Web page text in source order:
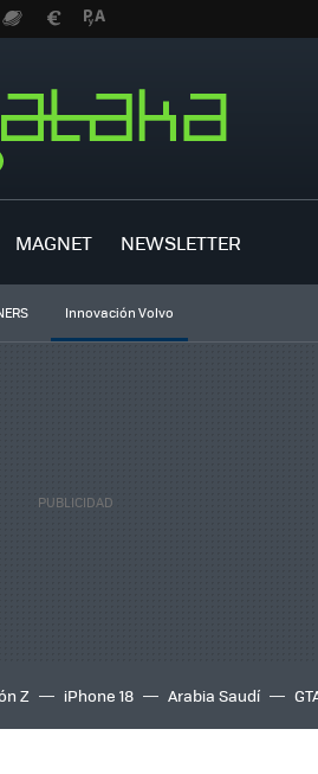
MAGNET NEWSLETTER
Innovación Volvo
Z iPhone 18 Arabia Saudí